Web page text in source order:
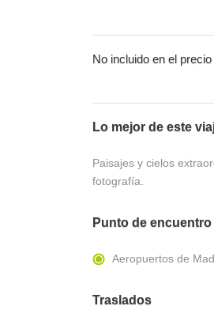
No incluido en el precio
Lo mejor de este
Paisajes y cielos
fotografía.
Punto de encuentro
Aeropuertos de
Traslados